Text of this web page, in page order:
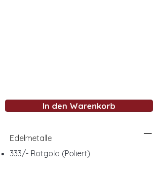
In den Warenkorb
Edelmetalle
333/- Rotgold (Poliert)